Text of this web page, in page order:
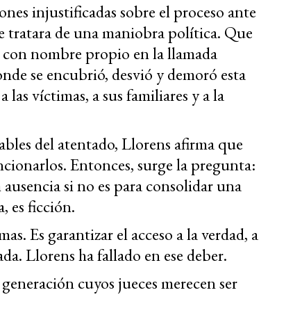
injustificadas sobre el proceso ante
tratara de una maniobra política. Que
nombre propio en la llamada
se encubrió, desvió y demoró esta
víctimas, a sus familiares y a la
del atentado, Llorens afirma que
Entonces, surge la pregunta:
si no es para consolidar una
es ficción.
Es garantizar el acceso a la verdad, a
Llorens ha fallado en ese deber.
cuyos jueces merecen ser